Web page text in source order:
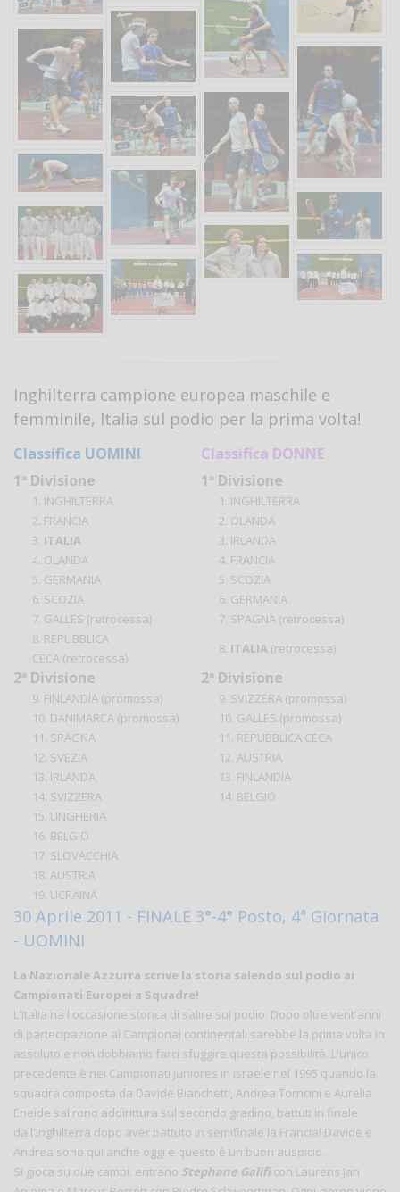
Inghilterra campione europea maschile e
femminile, Italia sul podio per la prima volta!
Classifica UOMINI
Classifica DONNE
1ª Divisione
1ª Divisione
1. INGHILTERRA
1. INGHILTERRA
2. FRANCIA
2. OLANDA
3. ITALIA
3. IRLANDA
4. OLANDA
4. FRANCIA
5. GERMANIA
5. SCOZIA
6. SCOZIA
6. GERMANIA
7. GALLES (retrocessa)
7. SPAGNA (retrocessa)
8. REPUBBLICA
CECA (retrocessa)
8. ITALIA (retrocessa)
2ª Divisione 2ª Divisione
9. FINLANDIA (promossa)
9. SVIZZERA (promossa)
10. DANIMARCA (promossa)
10. GALLES (promossa)
11. SPAGNA
11. REPUBBLICA CECA
12. SVEZIA
12. AUSTRIA
13. IRLANDA
13. FINLANDIA
14. SVIZZERA
14. BELGIO
15. UNGHERIA
16. BELGIO
17. SLOVACCHIA
18. AUSTRIA
19. UCRAINA
30 Aprile 2011 - FINALE 3°-4° Posto, 4ª Giornata
- UOMINI
La Nazionale Azzurra scrive la storia salendo sul podio ai
Campionati Europei a Squadre!
L'Italia ha l'occasione storica di salire sul podio. Dopo oltre vent'anni
di partecipazione ai Campionai continentali sarebbe la prima volta in
assoluto e non dobbiamo farci sfuggire questa possibilità. L'unico
precedente è nei Campionati Juniores in Israele nel 1995 quando la
squadra composta da Davide Bianchetti, Andrea Torricini e Aurelia
Eneide salirono addirittura sul secondo gradino, battuti in finale
dall'Inghilterra dopo aver battuto in semifinale la Francia! Davide e
Andrea sono qui anche oggi e questo è un buon auspicio.
Si gioca su due campi: entrano Stephane Galificon Laurens Jan